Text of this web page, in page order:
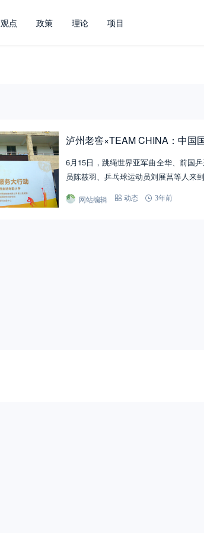
观点 政策 理论 项目
泸州老窖×TEAM CHINA：中国
6月15日，跳绳世界亚军曲全华、前国
员陈筱羽、乒乓球运动员刘展菖等人来
网站编辑 动态 3年前